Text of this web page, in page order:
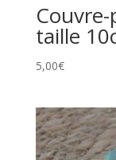
taille
5,00€